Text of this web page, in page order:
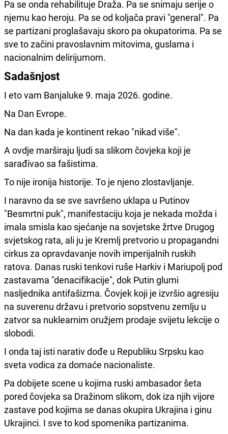
Pa se onda rehabilituje Draža. Pa se snimaju serije o
njemu kao heroju. Pa se od koljača pravi "general". Pa
se partizani proglašavaju skoro pa okupatorima. Pa se
sve to začini pravoslavnim mitovima, guslama i
nacionalnim delirijumom.
Sadašnjost
I eto vam Banjaluke 9. maja 2026. godine.
Na Dan Evrope.
Na dan kada je kontinent rekao "nikad više".
A ovdje marširaju ljudi sa slikom čovjeka koji je
sarađivao sa fašistima.
To nije ironija historije. To je njeno zlostavljanje.
I naravno da se sve savršeno uklapa u Putinov
"Besmrtni puk", manifestaciju koja je nekada možda i
imala smisla kao sjećanje na sovjetske žrtve Drugog
svjetskog rata, ali ju je Kremlj pretvorio u propagandni
cirkus za opravdavanje novih imperijalnih ruskih
ratova. Danas ruski tenkovi ruše Harkiv i Mariupolj pod
zastavama "denacifikacije", dok Putin glumi
nasljednika antifašizma. Čovjek koji je izvršio agresiju
na suverenu državu i pretvorio sopstvenu zemlju u
zatvor sa nuklearnim oružjem prodaje svijetu lekcije o
slobodi.
I onda taj isti narativ dođe u Republiku Srpsku kao
sveta vodica za domaće nacionaliste.
Pa dobijete scene u kojima ruski ambasador šeta
pored čovjeka sa Dražinom slikom, dok iza njih vijore
zastave pod kojima se danas okupira Ukrajina i ginu
Ukrajinci. I sve to kod spomenika partizanima.